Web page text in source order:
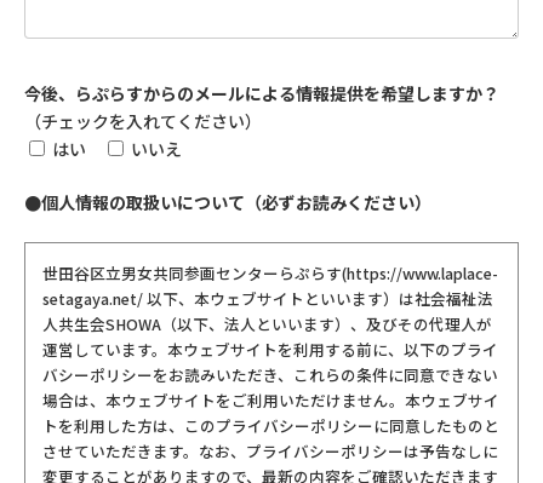
今後、らぷらすからのメールによる情報提供を希望しますか？
（チェックを入れてください）
はい
いいえ
●個人情報の取扱いについて（必ずお読みください）
世田谷区立男女共同参画センターらぷらす(https://www.laplace-
setagaya.net/ 以下、本ウェブサイトといいます）は社会福祉法
人共生会SHOWA（以下、法人といいます）、及びその代理人が
運営しています。本ウェブサイトを利用する前に、以下のプライ
バシーポリシーをお読みいただき、これらの条件に同意できない
場合は、本ウェブサイトをご利用いただけません。本ウェブサイ
トを利用した方は、このプライバシーポリシーに同意したものと
させていただきます。なお、プライバシーポリシーは予告なしに
変更することがありますので、最新の内容をご確認いただきます